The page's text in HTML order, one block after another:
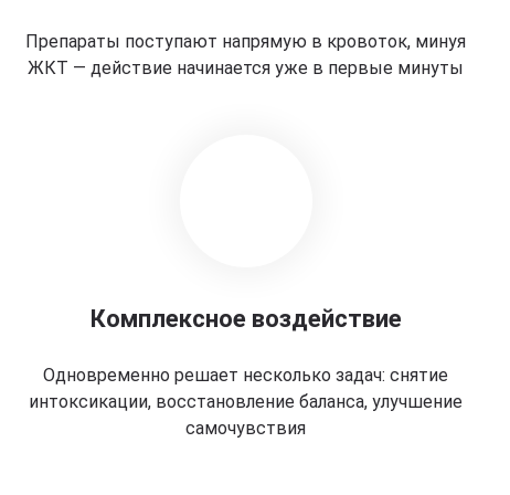
Препараты поступают напрямую в кровоток, минуя
ЖКТ — действие начинается уже в первые минуты
Комплексное воздействие
Одновременно решает несколько задач: снятие
интоксикации, восстановление баланса, улучшение
самочувствия